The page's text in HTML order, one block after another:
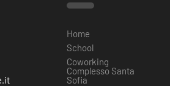
Home
School
Coworking
Complesso Santa
Sofia